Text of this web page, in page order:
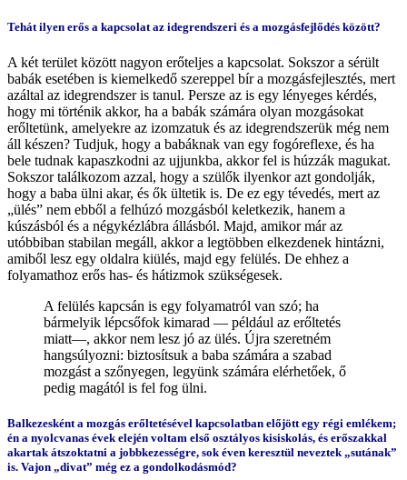
Tehát ilyen erős a kapcsolat az idegrendszeri és a mozgásfejlődés között?
A két terület között nagyon erőteljes a kapcsolat. Sokszor a sérült
babák esetében is kiemelkedő szereppel bír a mozgásfejlesztés, mert
azáltal az idegrendszer is tanul. Persze az is egy lényeges kérdés,
hogy mi történik akkor, ha a babák számára olyan mozgásokat
erőltetünk, amelyekre az izomzatuk és az idegrendszerük még nem
áll készen? Tudjuk, hogy a babáknak van egy fogóreflexe, és ha
bele tudnak kapaszkodni az ujjunkba, akkor fel is húzzák magukat.
Sokszor találkozom azzal, hogy a szülők ilyenkor azt gondolják,
hogy a baba ülni akar, és ők ültetik is. De ez egy tévedés, mert az
„ülés” nem ebből a felhúzó mozgásból keletkezik, hanem a
kúszásból és a négykézlábra állásból. Majd, amikor már az
utóbbiban stabilan megáll, akkor a legtöbben elkezdenek hintázni,
amiből lesz egy oldalra kiülés, majd egy felülés. De ehhez a
folyamathoz erős has- és hátizmok szükségesek.
A felülés kapcsán is egy folyamatról van szó; ha
bármelyik lépcsőfok kimarad — például az erőltetés
miatt—, akkor nem lesz jó az ülés. Újra szeretném
hangsúlyozni: biztosítsuk a baba számára a szabad
mozgást a szőnyegen, legyünk számára elérhetőek, ő
pedig magától is fel fog ülni.
Balkezesként a mozgás erőltetésével kapcsolatban előjött egy régi emlékem;
én a nyolcvanas évek elején voltam első osztályos kisiskolás, és erőszakkal
akartak átszoktatni a jobbkezességre, sok éven keresztül neveztek „sutának”
is. Vajon „divat” még ez a gondolkodásmód?